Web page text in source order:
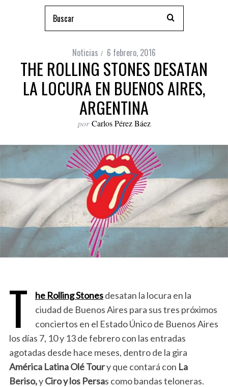
Noticias 6 febrero, 2016
THE ROLLING STONES DESATAN
LA LOCURA EN BUENOS AIRES,
ARGENTINA
por Carlos Pérez Báez
T he Rolling Stonesdesatan la locura en la
ciudad de Buenos Aires para sus tres próximos
conciertos en el Estado Único de Buenos Aires
los días 7, 10 y 13 de febrero con las entradas
agotadas desde hace meses, dentro de la gira
América Latina Olé Toury que contará con La
Beriso,yCiro y los Persas como bandas teloneras.